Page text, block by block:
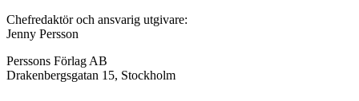
Chefredaktör och ansvarig utgivare:
Jenny Persson
Perssons Förlag AB
Drakenbergsgatan 15, Stockholm